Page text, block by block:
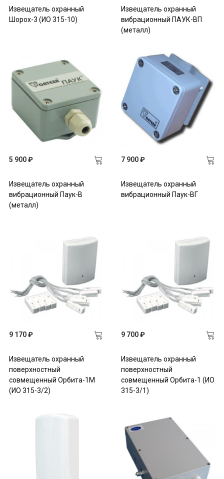
Извещатель охранный
Шорох-3 (ИО 315-10)
Извещатель охранный
вибрационный ПАУК-ВП
(металл)
5 900 ₽
Извещатель охранный
вибрационный Паук-В
(металл)
7 900 ₽
Извещатель охранный
вибрационный Паук-ВГ
9 170 ₽
Извещатель охранный
поверхностный
совмещенный Орбита-1М
(ИО 315-3/2)
9 700 ₽
Извещатель охранный
поверхностный
совмещенный Орбита-1 (ИО
315-3/1)